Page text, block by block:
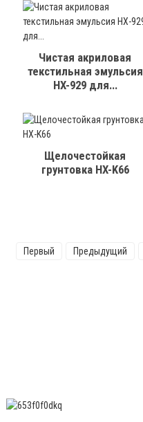
Чистая акриловая
текстильная эмульсия
HX-929 для...
Щелочестойкая
грунтовка HX-K66
Первый Предыдущий